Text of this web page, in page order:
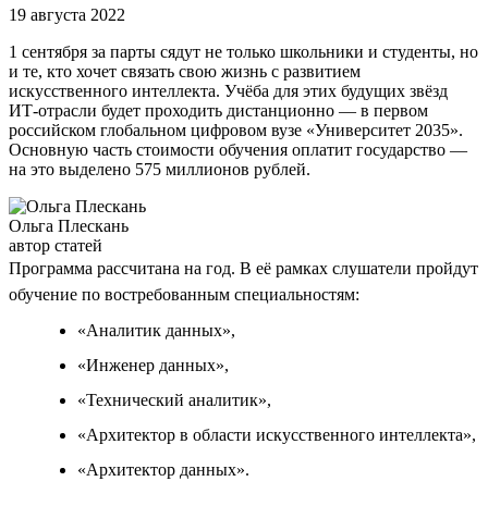
19 августа 2022
1 сентября за парты сядут не только школьники и студенты, но
и те, кто хочет связать свою жизнь с развитием
искусственного интеллекта. Учёба для этих будущих звёзд
ИТ-отрасли будет проходить дистанционно — в первом
российском глобальном цифровом вузе «Университет 2035».
Основную часть стоимости обучения оплатит государство —
на это выделено 575 миллионов рублей.
Ольга Плескань
автор статей
Программа рассчитана на год. В её рамках слушатели пройдут
обучение по востребованным специальностям:
«Аналитик данных»,
«Инженер данных»,
«Технический аналитик»,
«Архитектор в области искусственного интеллекта»,
«Архитектор данных».